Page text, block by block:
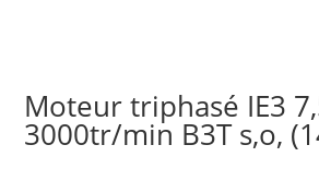
Moteur triphasé IE3
3000tr/min B3T s,o,